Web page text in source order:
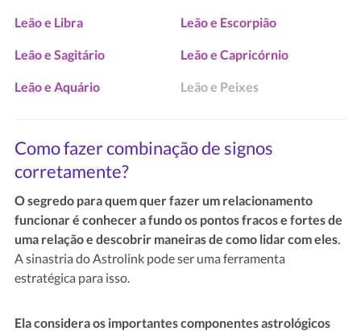
Leão e Libra Leão e Escorpião
Leão e Sagitário Leão e Capricórnio
Leão e Aquário Leão e Peixes
Como fazer combinação de signos
corretamente?
O segredo para quem quer fazer um relacionamento
funcionar é conhecer a fundo os pontos fracos e fortes de
uma relação e descobrir maneiras de como lidar com eles
A sinastria do Astrolink pode ser uma ferramenta
estratégica para isso.
Ela considera os importantes componentes astrológicos